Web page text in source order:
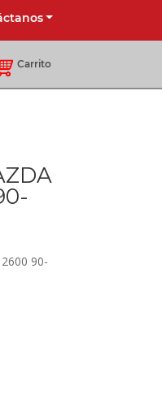
Carrito
90-